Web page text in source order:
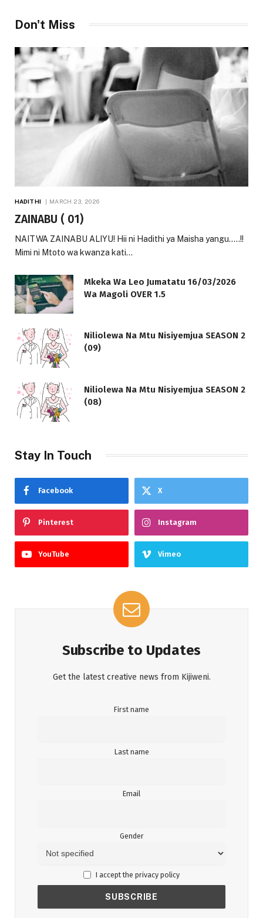
Don't Miss
HADITHI MARCH 23, 2026
ZAINABU ( 01)
NAITWA ZAINABU ALIYU! Hii ni Hadithi ya Maisha yangu…..!!
Mimi ni Mtoto wa kwanza kati…
Mkeka Wa Leo Jumatatu 16/03/2026
Wa Magoli OVER 1.5
Niliolewa Na Mtu Nisiyemjua SEASON 2
(09)
Niliolewa Na Mtu Nisiyemjua SEASON 2
(08)
Stay In Touch
Facebook X
Pinterest Instagram
YouTube Vimeo
Subscribe to Updates
Get the latest creative news from Kijiweni.
First name
Last name
Email
Gender
I accept the privacy policy